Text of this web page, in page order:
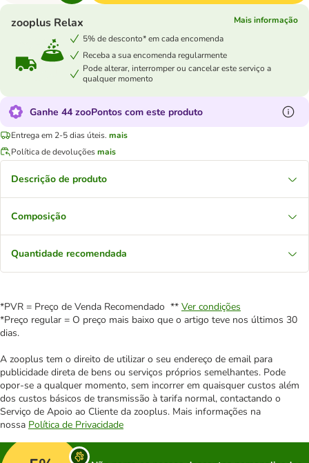
zooplus Relax
Mais informação
5% de desconto* em cada encomenda
Receba a sua encomenda regularmente
Pode alterar, interromper ou cancelar este serviço a
qualquer momento
Ganhe 44 zooPontos com este produto
Entrega em 2-5 dias úteis. mais
Política de devoluçõesmais
Descrição de produto
Composição
Quantidade recomendada
*PVR = Preço de Venda Recomendado ** Ver condições
*Preço regular = O preço mais baixo que o artigo teve nos últimos 30
dias.
A zooplus tem o direito de utilizar o seu endereço de email para
publicidade direta de bens ou serviços próprios semelhantes. Pode
opor-se a qualquer momento, sem incorrer em quaisquer custos além
dos custos básicos de transmissão à tarifa normal, contactando o
Serviço de Apoio ao Cliente da zooplus. Mais informações na
nossa Política de Privacidade